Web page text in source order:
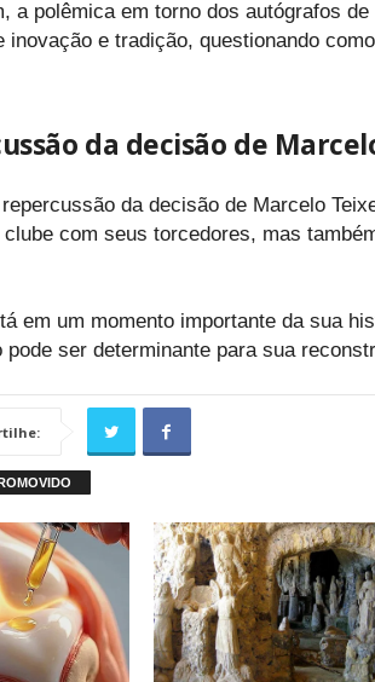
a polêmica em torno dos autógrafos
inovação e tradição, questionando
da decisão de
da decisão de Marcelo
com seus torcedores, mas
em um momento importante da sua
pode ser determinante para sua